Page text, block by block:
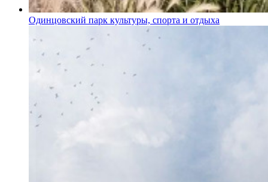
Одинцовский парк культуры, спорта и отдыха